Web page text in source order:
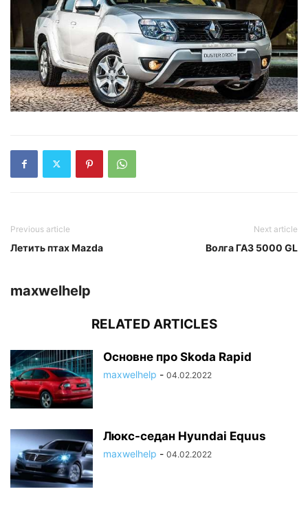
Previous article
Летить птах Mazda
Next article
Волга ГАЗ 5000 GL
maxwelhelp
RELATED ARTICLES
Основне про Skoda Rapid
maxwelhelp - 04.02.2022
Люкс-седан Hyundai Equus
maxwelhelp - 04.02.2022